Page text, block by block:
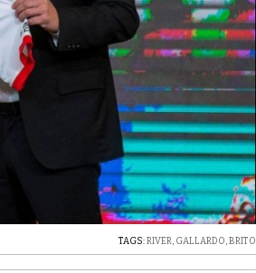
TAGS:RIVER, GALLARDO,BRITO